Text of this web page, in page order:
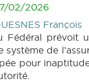
02/2026
François
Fédéral prévoit
système de
pour